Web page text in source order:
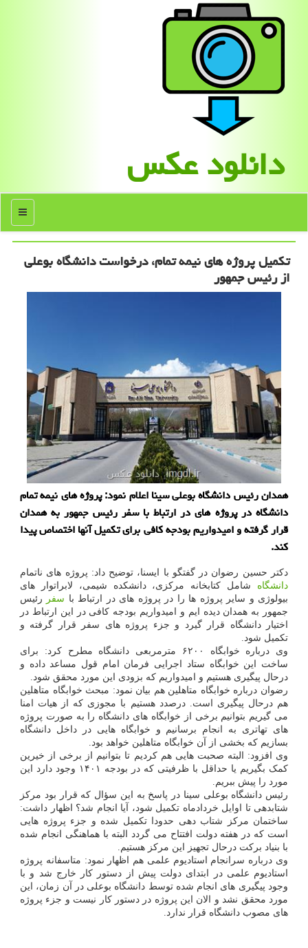
دانلود عكس
منو
تکمیل پروژه های نیمه تمام، درخواست دانشگاه بوعلی
از رئیس جمهور
همدان رئیس دانشگاه بوعلی سینا اعلام نمود: پروژه های نیمه تمام
دانشگاه در پروژه های در ارتباط با سفر رئیس جمهور به همدان
قرار گرفته و امیدواریم بودجه کافی برای تکمیل آنها اختصاص پیدا
کند.
دکتر حسین رضوان در گفتگو با ایسنا، توضیح داد: پروژه های ناتمام
دانشگاه شامل کتابخانه مرکزی، دانشکده شیمی، لابراتوار های
بیولوژی و سایر پروژه ها را در پروژه های در ارتباط با سفر
رئیس
جمهور به همدان دیده ایم و امیدواریم بودجه کافی در این ارتباط در
اختیار دانشگاه قرار گیرد و جزء پروژه های سفر قرار گرفته و
تکمیل شود.
وی درباره خوابگاه ۶۲۰۰ مترمربعی دانشگاه مطرح کرد: برای
ساخت این خوابگاه ستاد اجرایی فرمان امام قول مساعد داده و
درحال پیگیری هستیم و امیدواریم که بزودی این مورد محقق شود.
رضوان درباره خوابگاه متاهلین هم بیان نمود: مبحث خوابگاه متاهلین
هم درحال پیگیری است. درصدد هستیم با مجوزی که از هیات امنا
می گیریم بتوانیم برخی از خوابگاه های دانشگاه را به صورت پروژه
های تهاتری به انجام برسانیم و خوابگاه هایی در داخل دانشگاه
بسازیم که بخشی از آن خوابگاه متاهلین خواهد بود.
وی افزود: البته صحبت هایی هم کردیم تا بتوانیم از برخی از خیرین
کمک بگیریم یا حداقل با ظرفیتی که در بودجه ۱۴۰۱ وجود دارد این
مورد را پیش ببریم.
رئیس دانشگاه بوعلی سینا در پاسخ به این سؤال که قرار بود مرکز
شتابدهی تا اوایل خردادماه تکمیل شود، آیا انجام شد؟ اظهار داشت:
ساختمان مرکز شتاب دهی حدودا تکمیل شده و جزء پروژه هایی
است که در هفته دولت افتتاح می گردد البته با هماهنگی انجام شده
با بنیاد برکت درحال تجهیز این مرکز هستیم.
وی درباره سرانجام استادیوم علمی هم اظهار نمود: متاسفانه پروژه
استادیوم علمی در ابتدای دولت پیش از دستور کار خارج شد و با
وجود پیگیری های انجام شده توسط دانشگاه بوعلی در آن زمان، این
مورد محقق نشد و الان این پروژه در دستور کار نیست و جزء پروژه
های مصوب دانشگاه قرار ندارد.